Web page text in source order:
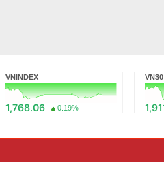
VNINDEX
1,768.06 0.19%
VN30